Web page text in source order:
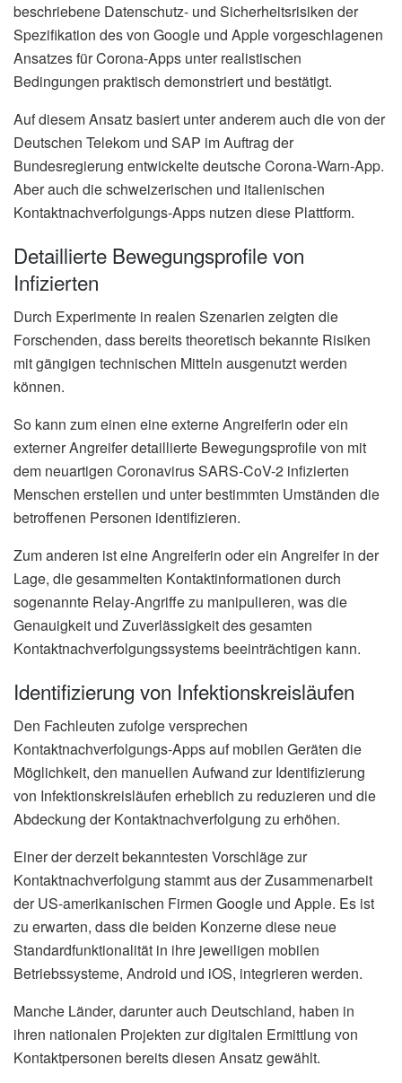
beschriebene Datenschutz- und Sicherheitsrisiken der
Spezifikation des von Google und Apple vorgeschlagenen
Ansatzes für Corona-Apps unter realistischen
Bedingungen praktisch demonstriert und bestätigt.
Auf diesem Ansatz basiert unter anderem auch die von der
Deutschen Telekom und SAP im Auftrag der
Bundesregierung entwickelte deutsche Corona-Warn-App.
Aber auch die schweizerischen und italienischen
Kontaktnachverfolgungs-Apps nutzen diese Plattform.
Detaillierte Bewegungsprofile von
Infizierten
Durch Experimente in realen Szenarien zeigten die
Forschenden, dass bereits theoretisch bekannte Risiken
mit gängigen technischen Mitteln ausgenutzt werden
können.
So kann zum einen eine externe Angreiferin oder ein
externer Angreifer detaillierte Bewegungsprofile von mit
dem neuartigen Coronavirus SARS-CoV-2 infizierten
Menschen erstellen und unter bestimmten Umständen die
betroffenen Personen identifizieren.
Zum anderen ist eine Angreiferin oder ein Angreifer in der
Lage, die gesammelten Kontaktinformationen durch
sogenannte Relay-Angriffe zu manipulieren, was die
Genauigkeit und Zuverlässigkeit des gesamten
Kontaktnachverfolgungssystems beeinträchtigen kann.
Identifizierung von Infektionskreisläufen
Den Fachleuten zufolge versprechen
Kontaktnachverfolgungs-Apps auf mobilen Geräten die
Möglichkeit, den manuellen Aufwand zur Identifizierung
von Infektionskreisläufen erheblich zu reduzieren und die
Abdeckung der Kontaktnachverfolgung zu erhöhen.
Einer der derzeit bekanntesten Vorschläge zur
Kontaktnachverfolgung stammt aus der Zusammenarbeit
der US-amerikanischen Firmen Google und Apple. Es ist
zu erwarten, dass die beiden Konzerne diese neue
Standardfunktionalität in ihre jeweiligen mobilen
Betriebssysteme, Android und iOS, integrieren werden.
Manche Länder, darunter auch Deutschland, haben in
ihren nationalen Projekten zur digitalen Ermittlung von
Kontaktpersonen bereits diesen Ansatz gewählt.